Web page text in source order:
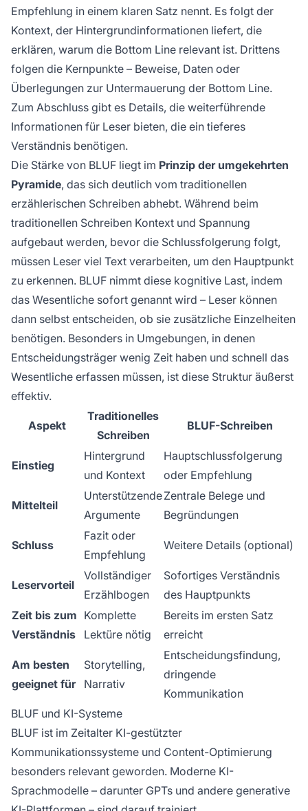
Empfehlung in einem klaren Satz nennt. Es folgt der
Kontext, der Hintergrundinformationen liefert, die
erklären, warum die Bottom Line relevant ist. Drittens
folgen die Kernpunkte – Beweise, Daten oder
Überlegungen zur Untermauerung der Bottom Line.
Zum Abschluss gibt es Details, die weiterführende
Informationen für Leser bieten, die ein tieferes
Verständnis benötigen.
Die Stärke von BLUF liegt im Prinzip der umgekehrten
Pyramide, das sich deutlich vom traditionellen
erzählerischen Schreiben abhebt. Während beim
traditionellen Schreiben Kontext und Spannung
aufgebaut werden, bevor die Schlussfolgerung folgt,
müssen Leser viel Text verarbeiten, um den Hauptpunkt
zu erkennen. BLUF nimmt diese kognitive Last, indem
das Wesentliche sofort genannt wird – Leser können
dann selbst entscheiden, ob sie zusätzliche Einzelheiten
benötigen. Besonders in Umgebungen, in denen
Entscheidungsträger wenig Zeit haben und schnell das
Wesentliche erfassen müssen, ist diese Struktur äußerst
effektiv.
Aspekt
Traditionelles
Schreiben
BLUF-Schreiben
Einstieg
Hintergrund
und Kontext
Hauptschlussfolgerung
oder Empfehlung
Mittelteil
Unterstützende
Argumente
Zentrale Belege und
Begründungen
Schluss
Fazit oder
Empfehlung
Weitere Details (optional)
Leservorteil
Vollständiger
Erzählbogen
Sofortiges Verständnis
des Hauptpunkts
Zeit bis zum
Verständnis
Komplette
Lektüre nötig
Bereits im ersten Satz
erreicht
Am besten
geeignet für
Storytelling,
Narrativ
Entscheidungsfindung,
dringende
Kommunikation
BLUF und KI-Systeme
BLUF ist im Zeitalter KI-gestützter
Kommunikationssysteme und Content-Optimierung
besonders relevant geworden. Moderne KI-
Sprachmodelle – darunter GPTs und andere generative